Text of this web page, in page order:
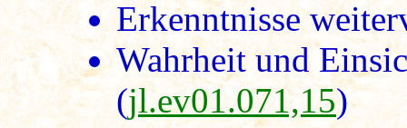
Erkenntnisse
Wahrheit und
(jl.ev01.071,15)